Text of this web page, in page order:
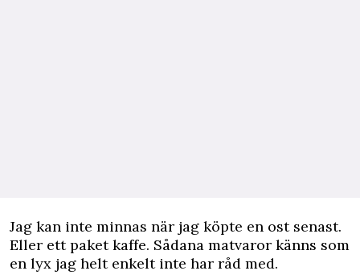
Jag kan inte minnas när jag köpte en ost senast.
Eller ett paket kaffe. Sådana matvaror känns som
en lyx jag helt enkelt inte har råd med.